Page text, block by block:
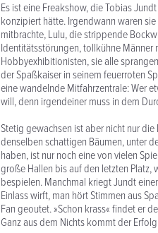
Es ist eine Freakshow, die Tobias
konzipiert hätte. Irgendwann waren
mitbrachte, Lulu, die strippende
Identitätsstörungen, tollkühne
Hobbyexhibitionisten, sie alle
der Spaßkaiser in seinem feuerroten
eine wandelnde Mitfahrzentrale: Wer
will, denn irgendeiner muss in dem
Stetig gewachsen ist aber nicht nur
denselben schattigen Bäumen, unter
haben, ist nur noch eine von vielen
große Hallen bis auf den letzten Platz,
bespielen. Manchmal kriegt Jundt
Einlass wirft, man hört Stimmen aus
Fan geoutet. »Schon krass« findet er
Ganz aus dem Nichts kommt der